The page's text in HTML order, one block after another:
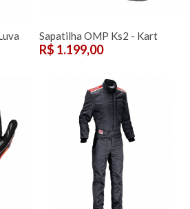
Sapatilha OMP Ks2 - Kart
R$ 1.199,00